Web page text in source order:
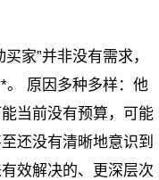
家”并非没有需求，
。 原因多种多样：他
当前没有预算，可能
还没有清晰地意识到
效解决的、更深层次